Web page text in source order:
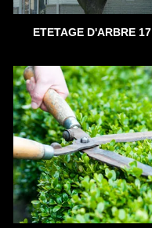
ETETAGE D'ARBRE 17